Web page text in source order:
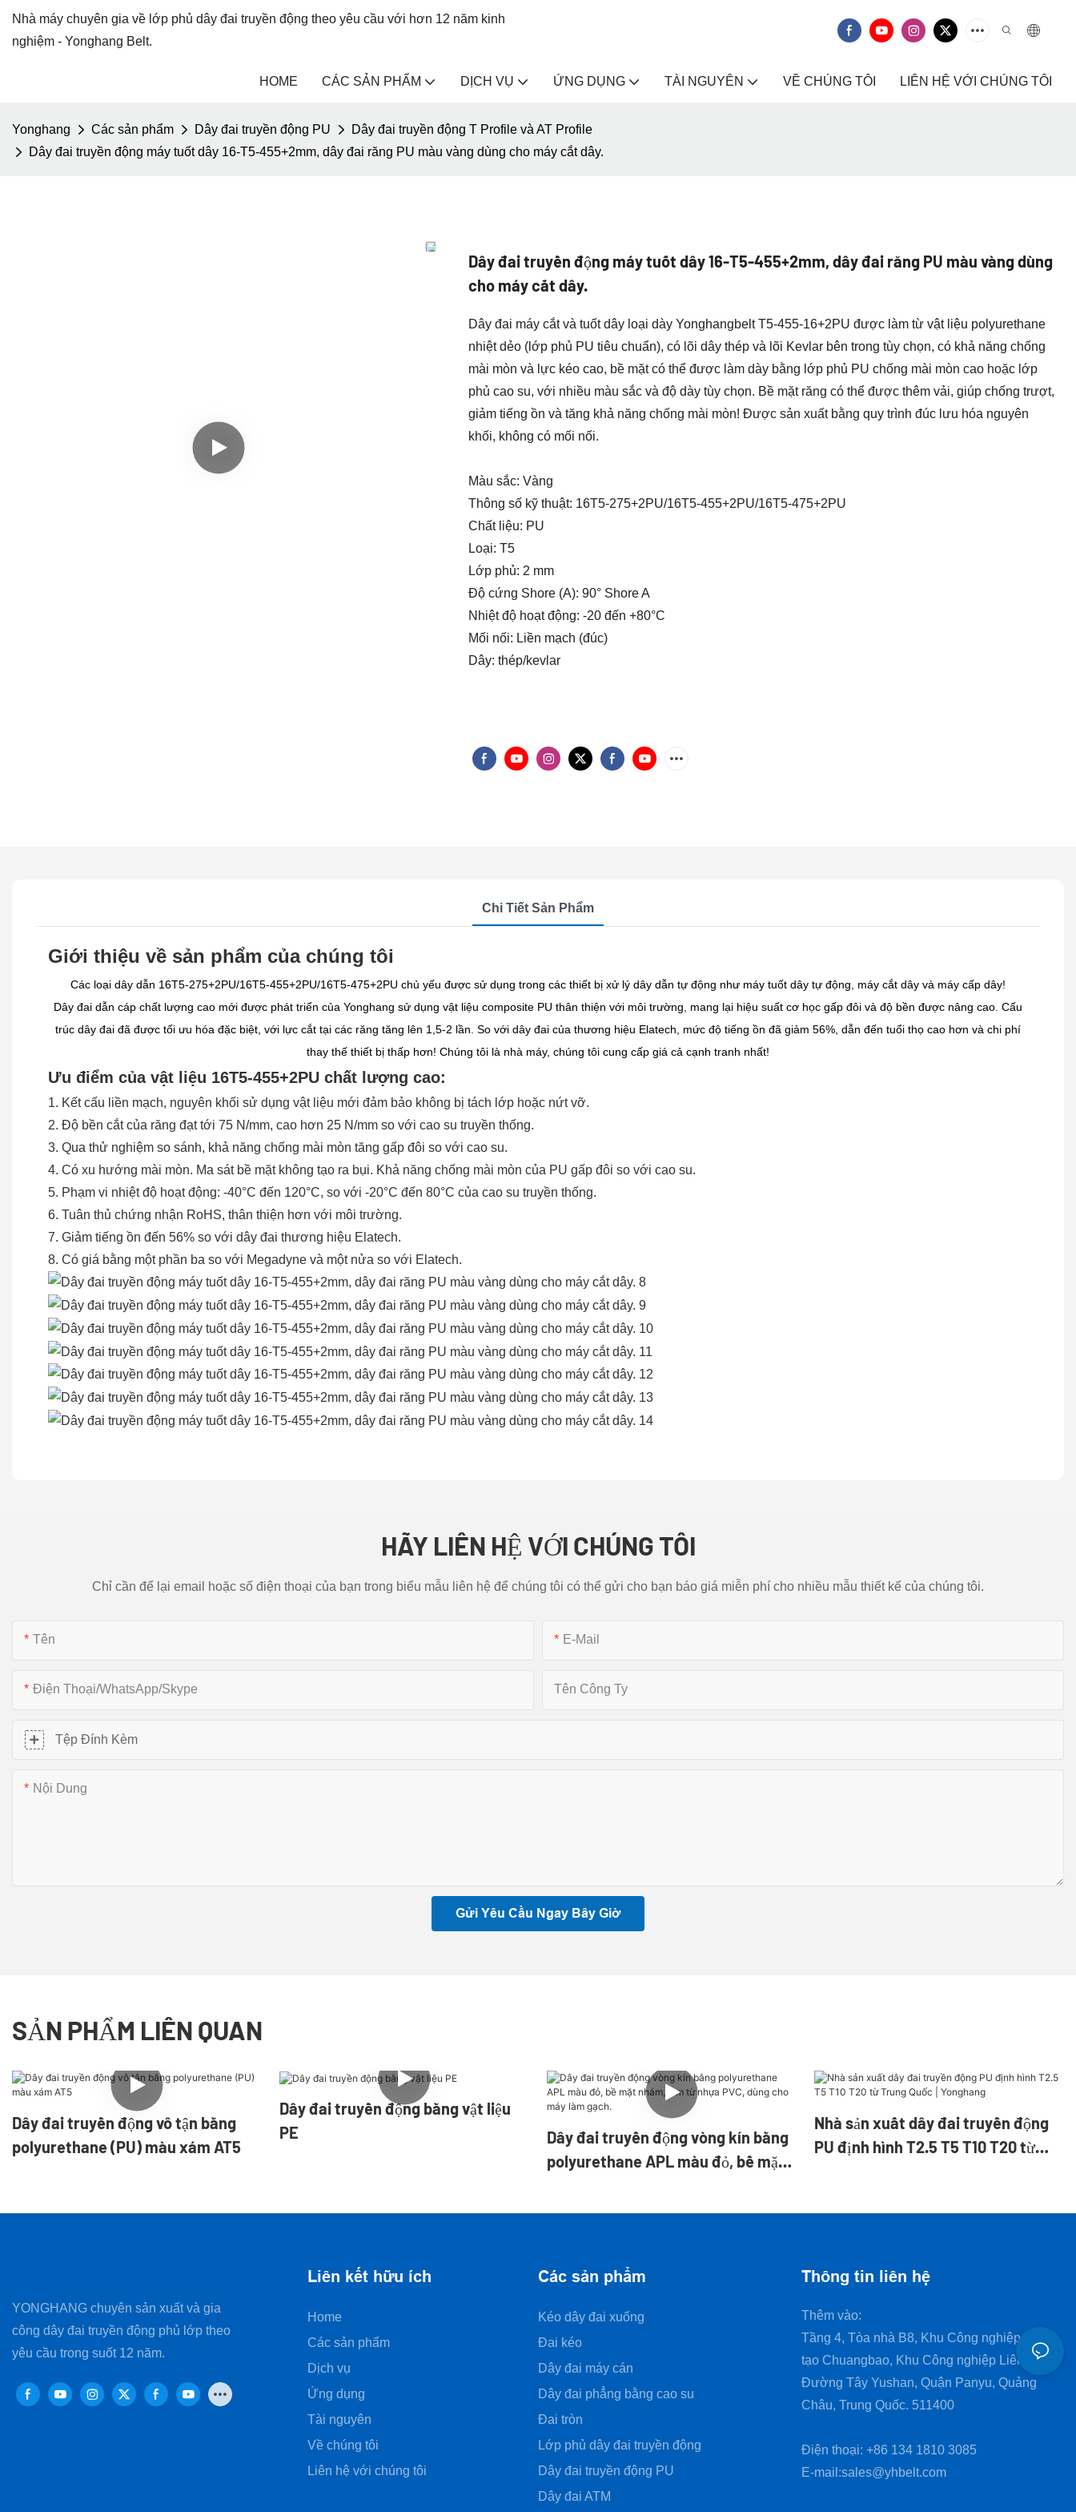
Nhà máy chuyên gia về lớp phủ dây đai truyền động theo yêu cầu với hơn 12 năm kinh
nghiệm - Yonghang Belt.
HOME CÁC SẢN PHẨM DỊCH VỤ ỨNG DỤNG TÀI NGUYÊN VỀ CHÚNG TÔI LIÊN HỆ VỚI CHÚNG TÔI
Yonghang Các sản phẩm Dây đai truyền động PU
Dây đai truyền động T Profile và AT Profile
Dây đai truyền động máy tuốt dây 16-T5-455+2mm, dây đai răng PU màu vàng dùng cho máy cắt dây.
Dây đai truyền động máy tuốt dây 16-T5-455+2mm, dây đai răng PU màu vàng dùng
cho máy cắt dây.
Dây đai máy cắt và tuốt dây loại dày Yonghangbelt T5-455-16+2PU được làm từ vật liệu polyurethane
nhiệt dẻo (lớp phủ PU tiêu chuẩn), có lõi dây thép và lõi Kevlar bên trong tùy chọn, có khả năng chống
mài mòn và lực kéo cao, bề mặt có thể được làm dày bằng lớp phủ PU chống mài mòn cao hoặc lớp
phủ cao su, với nhiều màu sắc và độ dày tùy chọn. Bề mặt răng có thể được thêm vải, giúp chống trượt,
giảm tiếng ồn và tăng khả năng chống mài mòn! Được sản xuất bằng quy trình đúc lưu hóa nguyên
khối, không có mối nối.
Màu sắc: Vàng
Thông số kỹ thuật: 16T5-275+2PU/16T5-455+2PU/16T5-475+2PU
Chất liệu: PU
Loại: T5
Lớp phủ: 2 mm
Độ cứng Shore (A): 90° Shore A
Nhiệt độ hoạt động: -20 đến +80°C
Mối nối: Liền mạch (đúc)
Dây: thép/kevlar
Chi Tiết Sản Phẩm
Giới thiệu về sản phẩm của chúng tôi
Các loại dây dẫn 16T5-275+2PU/16T5-455+2PU/16T5-475+2PU chủ yếu được sử dụng trong các thiết bị xử lý dây dẫn tự động như máy tuốt dây tự động, máy cắt dây và máy cấp dây!
Dây đai dẫn cáp chất lượng cao mới được phát triển của Yonghang sử dụng vật liệu composite PU thân thiện với môi trường, mang lại hiệu suất cơ học gấp đôi và độ bền được nâng cao. Cấu
trúc dây đai đã được tối ưu hóa đặc biệt, với lực cắt tại các răng tăng lên 1,5-2 lần. So với dây đai của thương hiệu Elatech, mức độ tiếng ồn đã giảm 56%, dẫn đến tuổi thọ cao hơn và chi phí
thay thế thiết bị thấp hơn! Chúng tôi là nhà máy, chúng tôi cung cấp giá cả cạnh tranh nhất!
Ưu điểm của vật liệu 16T5-455+2PU chất lượng cao:
1. Kết cấu liền mạch, nguyên khối sử dụng vật liệu mới đảm bảo không bị tách lớp hoặc nứt vỡ.
2. Độ bền cắt của răng đạt tới 75 N/mm, cao hơn 25 N/mm so với cao su truyền thống.
3. Qua thử nghiệm so sánh, khả năng chống mài mòn tăng gấp đôi so với cao su.
4. Có xu hướng mài mòn. Ma sát bề mặt không tạo ra bụi. Khả năng chống mài mòn của PU gấp đôi so với cao su.
5. Phạm vi nhiệt độ hoạt động: -40°C đến 120°C, so với -20°C đến 80°C của cao su truyền thống.
6. Tuân thủ chứng nhận RoHS, thân thiện hơn với môi trường.
7. Giảm tiếng ồn đến 56% so với dây đai thương hiệu Elatech.
8. Có giá bằng một phần ba so với Megadyne và một nửa so với Elatech.
HÃY LIÊN HỆ VỚI CHÚNG TÔI
Chỉ cần để lại email hoặc số điện thoại của bạn trong biểu mẫu liên hệ để chúng tôi có thể gửi cho bạn báo giá miễn phí cho nhiều mẫu thiết kế của chúng tôi.
Tên E-Mail
Điện Thoại/WhatsApp/Skype Tên Công Ty
Tệp Đính Kèm
Nội Dung
Gửi Yêu Cầu Ngay Bây Giờ
SẢN PHẨM LIÊN QUAN
Dây đai truyền động vô tận bằng
polyurethane (PU) màu xám AT5
Dây đai truyền động bằng vật liệu
PE
Dây đai truyền động vòng kín bằng
polyurethane APL màu đỏ, bề mặt
máy làm gạch.
Nhà sản xuất dây đai truyền động
PU định hình T2.5 T5 T10 T20 từ
YONGHANG chuyên sản xuất và gia
công dây đai truyền động phủ lớp theo
yêu cầu trong suốt 12 năm.
Liên kết hữu ích
Home
Các sản phẩm
Dịch vụ
Ứng dụng
Tài nguyên
Về chúng tôi
Liên hệ với chúng tôi
Các sản phẩm
Kéo dây đai xuống
Đai kéo
Dây đai máy cán
Dây đai phẳng bằng cao su
Đai tròn
Lớp phủ dây đai truyền động
Dây đai truyền động PU
Dây đai ATM
Thông tin liên hệ
Thêm vào:
Tầng 4, Tòa nhà B8, Khu Công nghiệp Sáng
tạo Chuangbao, Khu Công nghiệp Liên bang,
Đường Tây Yushan, Quận Panyu, Quảng
Châu, Trung Quốc. 511400
Điện thoại: +86 134 1810 3085
E-mail:sales@yhbelt.com